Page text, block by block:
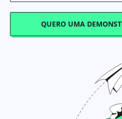
QUERO UMA